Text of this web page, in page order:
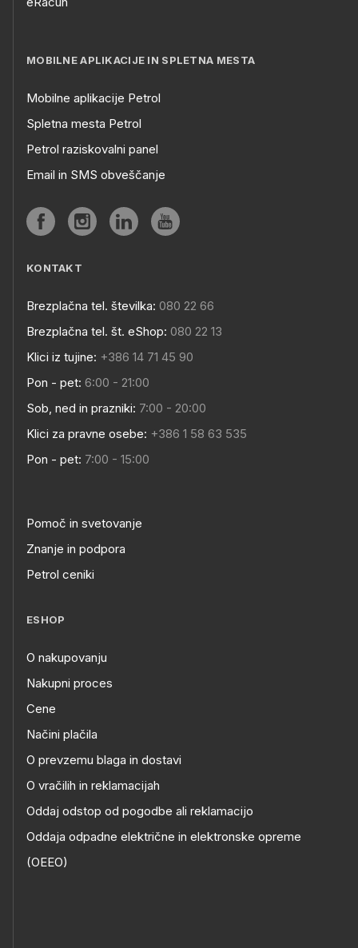
MOBILNE APLIKACIJE IN SPLETNA MESTA
Mobilne aplikacije Petrol
Spletna mesta Petrol
Petrol raziskovalni panel
Email in SMS obveščanje
KONTAKT
Brezplačna tel. številka: 080 22 66
Brezplačna tel. št. eShop: 080 22 13
Klici iz tujine: +386 14 71 45 90
Pon - pet: 6:00 - 21:00
Sob, ned in prazniki: 7:00 - 20:00
Klici za pravne osebe: +386 1 58 63 535
Pon - pet: 7:00 - 15:00
Pomoč in svetovanje
Znanje in podpora
Petrol ceniki
ESHOP
O nakupovanju
Nakupni proces
Cene
Načini plačila
O prevzemu blaga in dostavi
O vračilih in reklamacijah
Oddaj odstop od pogodbe ali reklamacijo
Oddaja odpadne električne in elektronske opreme
(OEEO)